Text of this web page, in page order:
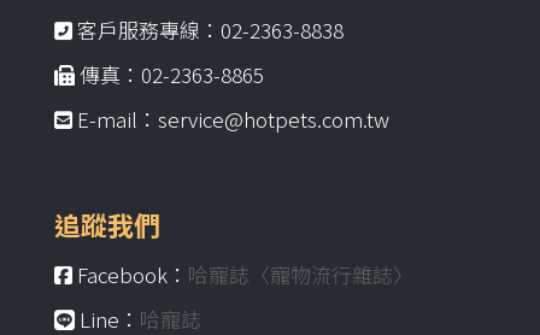
客戶服務專線：02-2363-8838
傳真：02-2363-8865
E-mail：service@hotpets.com.tw
追蹤我們
Facebook： 哈寵誌〈寵物流行雜誌〉
Line： 哈寵誌